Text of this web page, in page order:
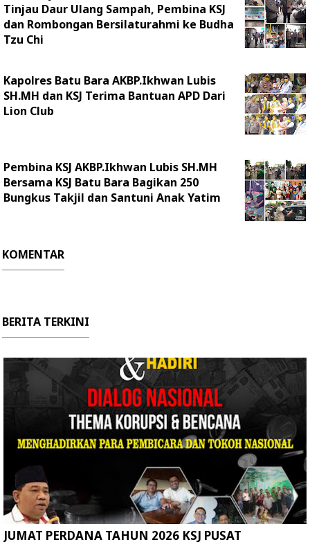
Tinjau Daur Ulang Sampah, Pembina KSJ
dan Rombongan Bersilaturahmi ke Budha
Tzu Chi
Kapolres Batu Bara AKBP.Ikhwan Lubis
SH.MH dan KSJ Terima Bantuan APD Dari
Lion Club
Pembina KSJ AKBP.Ikhwan Lubis SH.MH
Bersama KSJ Batu Bara Bagikan 250
Bungkus Takjil dan Santuni Anak Yatim
KOMENTAR
BERITA TERKINI
JUMAT PERDANA TAHUN 2026 KSJ PUSAT